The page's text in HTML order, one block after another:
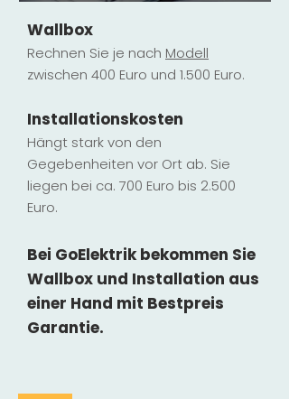
Wallbox
Rechnen Sie je nach Modell
zwischen 400 Euro und 1.500 Euro.
Installationskosten
Hängt stark von den
Gegebenheiten vor Ort ab. Sie
liegen bei ca. 700 Euro bis 2.500
Euro.
Bei GoElektrik bekommen Sie
Wallbox und Installation aus
einer Hand mit Bestpreis
Garantie.